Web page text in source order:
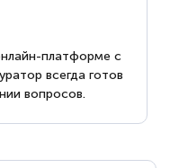
платформе с
всегда готов
вопросов.